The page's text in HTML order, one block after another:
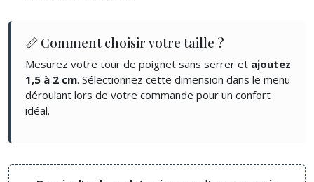
📏 Comment choisir votre taille ?
Mesurez votre tour de poignet sans serrer et ajoutez
1,5 à 2 cm. Sélectionnez cette dimension dans le menu
déroulant lors de votre commande pour un confort
idéal.